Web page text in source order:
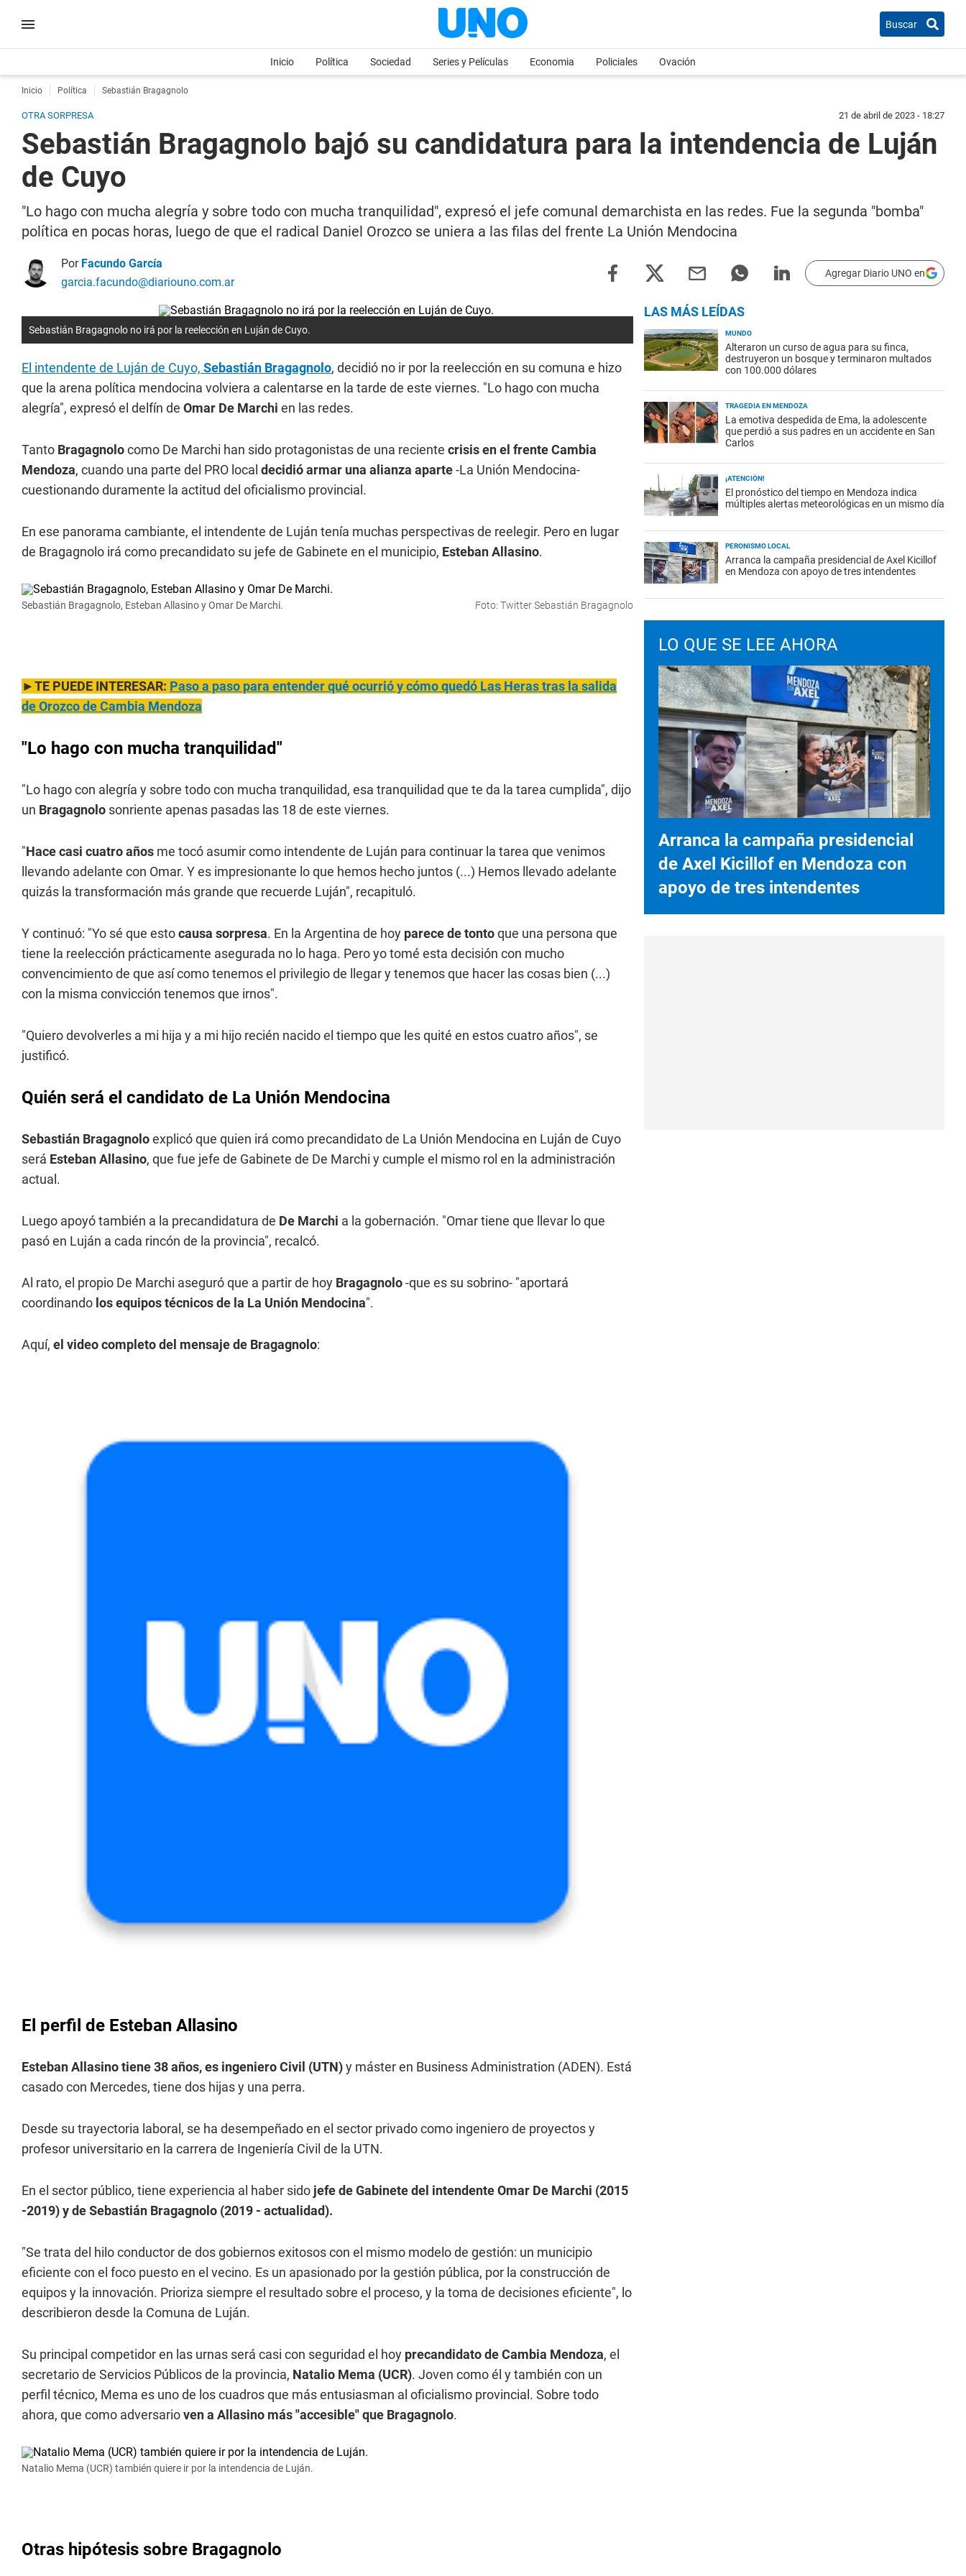
Buscar
Inicio Política Sociedad Series y Películas Economia Policiales Ovación
Inicio Política Sebastián Bragagnolo
OTRA SORPRESA 21 de abril de 2023 - 18:27
Sebastián Bragagnolo bajó su candidatura para la intendencia de Luján
de Cuyo
"Lo hago con mucha alegría y sobre todo con mucha tranquilidad", expresó el jefe comunal demarchista en las redes. Fue la segunda "bomba"
política en pocas horas, luego de que el radical Daniel Orozco se uniera a las filas del frente La Unión Mendocina
Por Facundo García
garcia.facundo@diariouno.com.ar
Agregar Diario UNO en
Sebastián Bragagnolo no irá por la reelección en Luján de Cuyo.
El intendente de Luján de Cuyo, Sebastián Bragagnolo, decidió no ir por la reelección en su comuna e hizo
que la arena política mendocina volviera a calentarse en la tarde de este viernes. "Lo hago con mucha
alegría", expresó el delfín de Omar De Marchi en las redes.
Tanto Bragagnolocomo De Marchi han sido protagonistas de una reciente crisis en el frente Cambia
Mendoza, cuando una parte del PRO local decidió armar una alianza aparte-La Unión Mendocina-
cuestionando duramente la actitud del oficialismo provincial.
En ese panorama cambiante, el intendente de Luján tenía muchas perspectivas de reelegir. Pero en lugar
de Bragagnolo irá como precandidato su jefe de Gabinete en el municipio, Esteban Allasino.
Sebastián Bragagnolo, Esteban Allasino y Omar De Marchi. Foto: Twitter Sebastián Bragagnolo
►TE PUEDE INTERESAR: Paso a paso para entender qué ocurrió y cómo quedó Las Heras tras la salida
de Orozco de Cambia Mendoza
"Lo hago con mucha tranquilidad"
"Lo hago con alegría y sobre todo con mucha tranquilidad, esa tranquilidad que te da la tarea cumplida", dijo
un Bragagnolo sonriente apenas pasadas las 18 de este viernes.
"Hace casi cuatro años me tocó asumir como intendente de Luján para continuar la tarea que venimos
llevando adelante con Omar. Y es impresionante lo que hemos hecho juntos (...) Hemos llevado adelante
quizás la transformación más grande que recuerde Luján", recapituló.
Y continuó: "Yo sé que estocausa sorpresa. En la Argentina de hoy parece de tontoque una persona que
tiene la reelección prácticamente asegurada no lo haga. Pero yo tomé esta decisión con mucho
convencimiento de que así como tenemos el privilegio de llegar y tenemos que hacer las cosas bien (...)
con la misma convicción tenemos que irnos".
"Quiero devolverles a mi hija y a mi hijo recién nacido el tiempo que les quité en estos cuatro años", se
justificó.
Quién será el candidato de La Unión Mendocina
Sebastián Bragagnoloexplicó que quien irá como precandidato de La Unión Mendocina en Luján de Cuyo
será Esteban Allasino, que fue jefe de Gabinete de De Marchi y cumple el mismo rol en la administración
actual.
Luego apoyó también a la precandidatura de De Marchi a la gobernación. "Omar tiene que llevar lo que
pasó en Luján a cada rincón de la provincia", recalcó.
Al rato, el propio De Marchi aseguró que a partir de hoy Bragagnolo-que es su sobrino- "aportará
coordinando los equipos técnicos de la La Unión Mendocina".
Aquí, el video completo del mensaje de Bragagnolo:
El perfil de Esteban Allasino
Esteban Allasino tiene 38 años, es ingeniero Civil (UTN)y máster en Business Administration (ADEN). Está
casado con Mercedes, tiene dos hijas y una perra.
Desde su trayectoria laboral, se ha desempeñado en el sector privado como ingeniero de proyectos y
profesor universitario en la carrera de Ingeniería Civil de la UTN.
En el sector público, tiene experiencia al haber sido jefe de Gabinete del intendente Omar De Marchi (2015
-2019) y de Sebastián Bragagnolo (2019 - actualidad).
"Se trata del hilo conductor de dos gobiernos exitosos con el mismo modelo de gestión: un municipio
eficiente con el foco puesto en el vecino. Es un apasionado por la gestión pública, por la construcción de
equipos y la innovación. Prioriza siempre el resultado sobre el proceso, y la toma de decisiones eficiente", lo
describieron desde la Comuna de Luján.
Su principal competidor en las urnas será casi con seguridad el hoy precandidato de Cambia Mendoza, el
secretario de Servicios Públicos de la provincia, Natalio Mema (UCR). Joven como él y también con un
perfil técnico, Mema es uno de los cuadros que más entusiasman al oficialismo provincial. Sobre todo
ahora, que como adversarioven a Allasino más "accesible" que Bragagnolo.
Natalio Mema (UCR) también quiere ir por la intendencia de Luján.
Otras hipótesis sobre Bragagnolo
LAS MÁS LEÍDAS
MUNDO
Alteraron un curso de agua para su finca,
destruyeron un bosque y terminaron multados
con 100.000 dólares
TRAGEDIA EN MENDOZA
La emotiva despedida de Ema, la adolescente
que perdió a sus padres en un accidente en San
Carlos
¡ATENCIÓN!
El pronóstico del tiempo en Mendoza indica
múltiples alertas meteorológicas en un mismo día
PERONISMO LOCAL
Arranca la campaña presidencial de Axel Kicillof
en Mendoza con apoyo de tres intendentes
LO QUE SE LEE AHORA
Arranca la campaña presidencial
de Axel Kicillof en Mendoza con
apoyo de tres intendentes